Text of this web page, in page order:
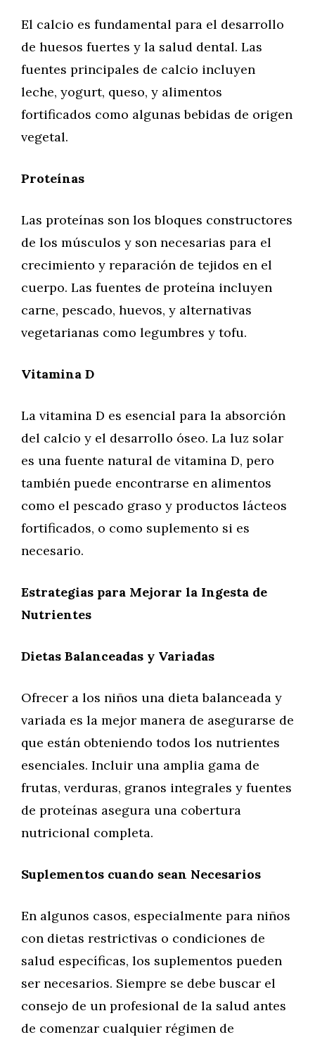
El calcio es fundamental para el desarrollo
de huesos fuertes y la salud dental. Las
fuentes principales de calcio incluyen
leche, yogurt, queso, y alimentos
fortificados como algunas bebidas de origen
vegetal.
Proteínas
Las proteínas son los bloques constructores
de los músculos y son necesarias para el
crecimiento y reparación de tejidos en el
cuerpo. Las fuentes de proteína incluyen
carne, pescado, huevos, y alternativas
vegetarianas como legumbres y tofu.
Vitamina D
La vitamina D es esencial para la absorción
del calcio y el desarrollo óseo. La luz solar
es una fuente natural de vitamina D, pero
también puede encontrarse en alimentos
como el pescado graso y productos lácteos
fortificados, o como suplemento si es
necesario.
Estrategias para Mejorar la Ingesta de
Nutrientes
Dietas Balanceadas y Variadas
Ofrecer a los niños una dieta balanceada y
variada es la mejor manera de asegurarse de
que están obteniendo todos los nutrientes
esenciales. Incluir una amplia gama de
frutas, verduras, granos integrales y fuentes
de proteínas asegura una cobertura
nutricional completa.
Suplementos cuando sean Necesarios
En algunos casos, especialmente para niños
con dietas restrictivas o condiciones de
salud específicas, los suplementos pueden
ser necesarios. Siempre se debe buscar el
consejo de un profesional de la salud antes
de comenzar cualquier régimen de